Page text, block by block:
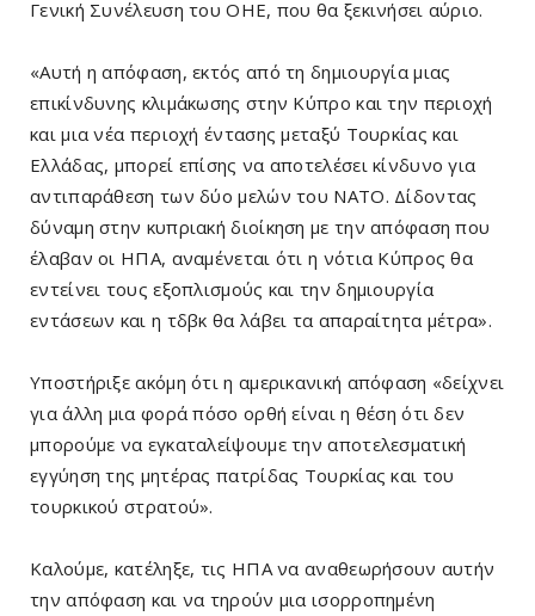
Γενική Συνέλευση του ΟΗΕ, που θα ξεκινήσει αύριο.
«Αυτή η απόφαση, εκτός από τη δημιουργία μιας
επικίνδυνης κλιμάκωσης στην Κύπρο και την περιοχή
και μια νέα περιοχή έντασης μεταξύ Τουρκίας και
Ελλάδας, μπορεί επίσης να αποτελέσει κίνδυνο για
αντιπαράθεση των δύο μελών του ΝΑΤΟ. Δίδοντας
δύναμη στην κυπριακή διοίκηση με την απόφαση που
έλαβαν οι ΗΠΑ, αναμένεται ότι η νότια Κύπρος θα
εντείνει τους εξοπλισμούς και την δημιουργία
εντάσεων και η τδβκ θα λάβει τα απαραίτητα μέτρα».
Υποστήριξε ακόμη ότι η αμερικανική απόφαση «δείχνει
για άλλη μια φορά πόσο ορθή είναι η θέση ότι δεν
μπορούμε να εγκαταλείψουμε την αποτελεσματική
εγγύηση της μητέρας πατρίδας Τουρκίας και του
τουρκικού στρατού».
Καλούμε, κατέληξε, τις ΗΠΑ να αναθεωρήσουν αυτήν
την απόφαση και να τηρούν μια ισορροπημένη